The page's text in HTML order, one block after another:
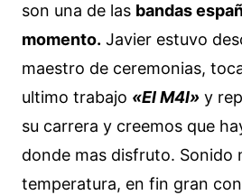
son una de las bandas
momento. Javier estuvo
maestro de ceremonias,
ultimo trabajo «El M4l» y
su carrera y creemos que
donde mas disfruto. Sonido
temperatura, en fin gran